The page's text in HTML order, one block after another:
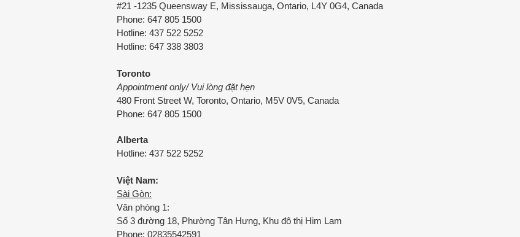
#21 -1235 Queensway E, Mississauga, Ontario, L4Y 0G4, Canada
Phone: 647 805 1500
Hotline: 437 522 5252
Hotline: 647 338 3803
Toronto
Appointment only/ Vui lòng đặt hẹn
480 Front Street W, Toronto, Ontario, M5V 0V5, Canada
Phone: 647 805 1500
Alberta
Hotline: 437 522 5252
Việt Nam:
Sài Gòn:
Văn phòng 1:
Số 3 đường 18, Phường Tân Hưng, Khu đô thị Him Lam
Phone: 02835542591